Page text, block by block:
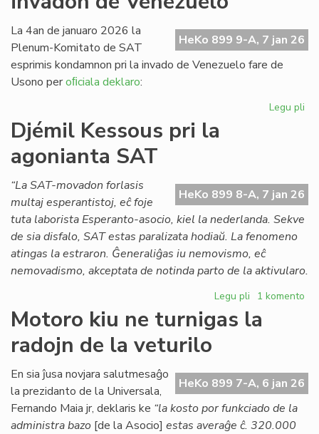
x
HeKo 899 9-A, 7 jan 26
La 4an de januaro 2026 la
Plenum-Komitato de SAT
esprimis kondamnon pri la invado de Venezuelo fare de
Usono peroﬁciala deklaro:
Legu pli
Djémil Kessous pri la
agonianta SAT
HeKo 899 8-A, 7 jan 26
“La SAT-movadon forlasis
multaj esperantistoj, eĉ foje
tuta laborista Esperanto-asocio, kiel la nederlanda. Sekve
de sia disfalo, SAT estas paralizata hodiaŭ. La fenomeno
atingas la estraron. Ĝeneraliĝas iu nemovismo, eĉ
nemovadismo, akceptata de notinda parto de la aktivularo.
Legu pli pri
Kessous
agonianta
SAT
1 komento
Motoro kiu ne turnigas la
radojn de la veturilo
HeKo 899 7-A, 6 jan 26
En sia ĵusa novjara salutmesaĝo
la prezidanto de la Universala,
Fernando Maia jr, deklaris ke “la kosto por funkciado de la
administra bazo [de la Asocio] estas averaĝe ĉ. 320.000